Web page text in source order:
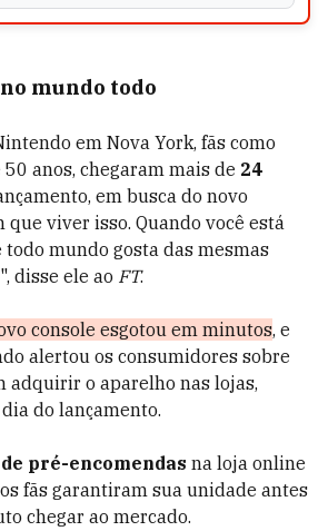
mundo todo
em Nova York, fãs como
50 anos, chegaram mais de 24
em busca do novo
que viver isso. Quando você está
mundo gosta das mesmas
disse ele ao FT.
console esgotou em minutos, e
alertou os consumidores sobre
adquirir o aparelho nas lojas,
do lançamento.
pré-encomendas na loja online
fãs garantiram sua unidade antes
chegar ao mercado.